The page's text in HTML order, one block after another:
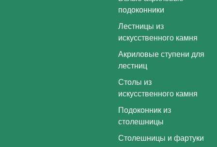
подоконники
Лестницы из
искусственного камня
Акриловые ступени для
лестниц
Столы из
искусственного камня
Подоконник из
столешницы
Столешницы и фартуки